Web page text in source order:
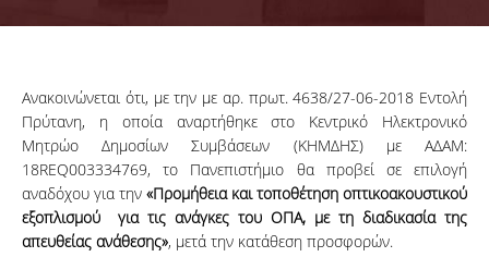
Ανακοινώνεται ότι, με την με αρ. πρωτ. 4638/27-06-2018 Εντολή
Πρύτανη, η οποίααναρτήθηκε στο Κεντρικό Ηλεκτρονικό
Μητρώο
Δημοσίων Συμβάσεων (ΚΗΜΔΗΣ) μεΑΔΑΜ:
18REQ003334769, το Πανεπιστήμιο θα προβείσε επιλογή
αναδόχου για την «Προμήθεια και τοποθέτηση οπτικοακουστικού
εξοπλισμού για τις ανάγκες του ΟΠΑ, με τη διαδικασία της
απευθείας ανάθεσης», μετά την κατάθεση προσφορών.